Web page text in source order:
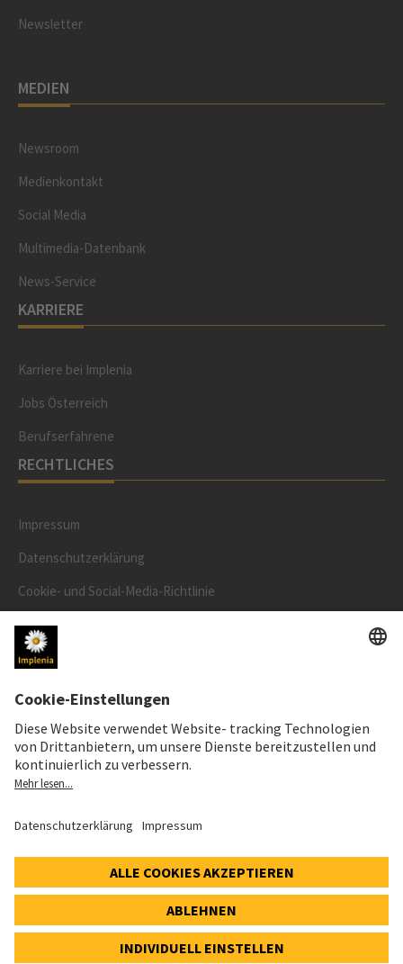
Newsletter
MEDIEN
Newsroom
Medienkontakt
Social Media
Multimedia-Datenbank
News-Service
KARRIERE
Karriere bei Implenia
Jobs Österreich
Berufserfahrene
RECHTLICHES
Impressum
Datenschutzerklärung
Cookie- und Social-Media-Richtlinie
Cookie-Einstellungen
AKTIENKURS
SWX: Implenia AG
62,70 CHF
-0,50 CHF (-0,79%)
© 2026 Implenia AG